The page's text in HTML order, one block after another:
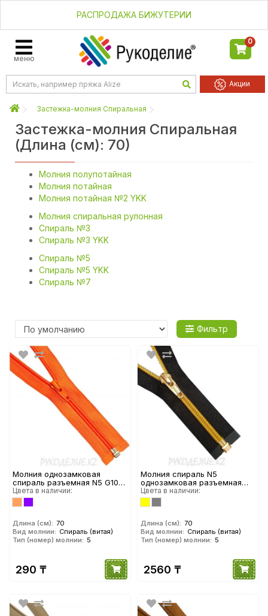
РАСПРОДАЖА БИЖУТЕРИИ
меню
0
Акции
Застежка-молния Спиральная
Застежка-молния Спиральная
(Длина (см): 70)
Молния полупотайная
Молния потайная
Молния потайная №2 YKK
Молния спиральная рулонная
Спираль №3
Спираль №3 YKK
Спираль №5
Спираль №5 YKK
Спираль №7
Фильтр
Молния однозамковая
спираль разъемная N5 G105-
1 (70см)
Цвета в наличии:
Длина (см): 70
Вид молнии: Спираль (витая)
Тип (номер) молнии: 5
290 ₸
Молния спираль N5
однозамковая разъемная
декоративная 70см YKK
Цвета в наличии:
Длина (см): 70
Вид молнии: Спираль (витая)
Тип (номер) молнии: 5
2560 ₸